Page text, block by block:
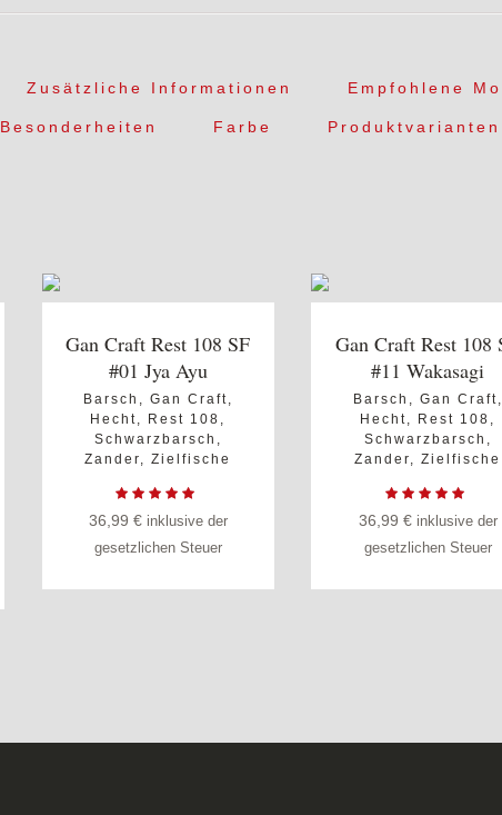
Zusätzliche Informationen Empfohlene
Besonderheiten Farbe Produktvarianten
Gan Craft Rest 108 SF
#01 Jya Ayu
Barsch Gan Craft
Hecht
Rest 108
Schwarzbarsch
Zander
,Zielfische
36,99 € inklusive der
gesetzlichen Steuer
Gan Craft Rest 108
#11 Wakasagi
Barsch Gan Craft
Hecht
Rest 108
Schwarzbarsch
Zander
,Zielfische
36,99 € inklusive der
gesetzlichen Steuer